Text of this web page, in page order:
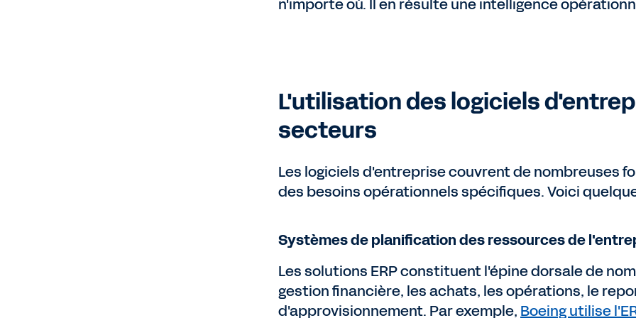
n'importe où. Il en résulte une intelligence
L'utilisation des logiciels
secteurs
Les logiciels d'entreprise couvrent de nombreuses
des besoins opérationnels spécifiques. Voici
Systèmes de planification des ressources de
Les solutions ERP constituent l'épine dorsale de
gestion financière, les achats, les opérations, le
d'approvisionnement. Par exemple, Boeing utilise